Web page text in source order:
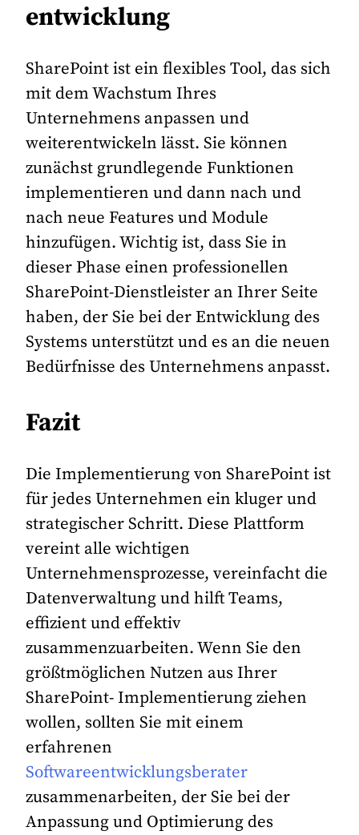
entwicklung
SharePoint ist ein flexibles Tool, das sich
mit dem Wachstum Ihres
Unternehmens anpassen und
weiterentwickeln lässt. Sie können
zunächst grundlegende Funktionen
implementieren und dann nach und
nach neue Features und Module
hinzufügen. Wichtig ist, dass Sie in
dieser Phase einen professionellen
SharePoint-Dienstleister an Ihrer Seite
haben, der Sie bei der Entwicklung des
Systems unterstützt und es an die neuen
Bedürfnisse des Unternehmens anpasst.
Fazit
Die Implementierung von SharePoint ist
für jedes Unternehmen ein kluger und
strategischer Schritt. Diese Plattform
vereint alle wichtigen
Unternehmensprozesse, vereinfacht die
Datenverwaltung und hilft Teams,
effizient und effektiv
zusammenzuarbeiten. Wenn Sie den
größtmöglichen Nutzen aus Ihrer
SharePoint- Implementierung ziehen
wollen, sollten Sie mit einem
erfahrenen
Softwareentwicklungsberater
zusammenarbeiten, der Sie bei der
Anpassung und Optimierung des